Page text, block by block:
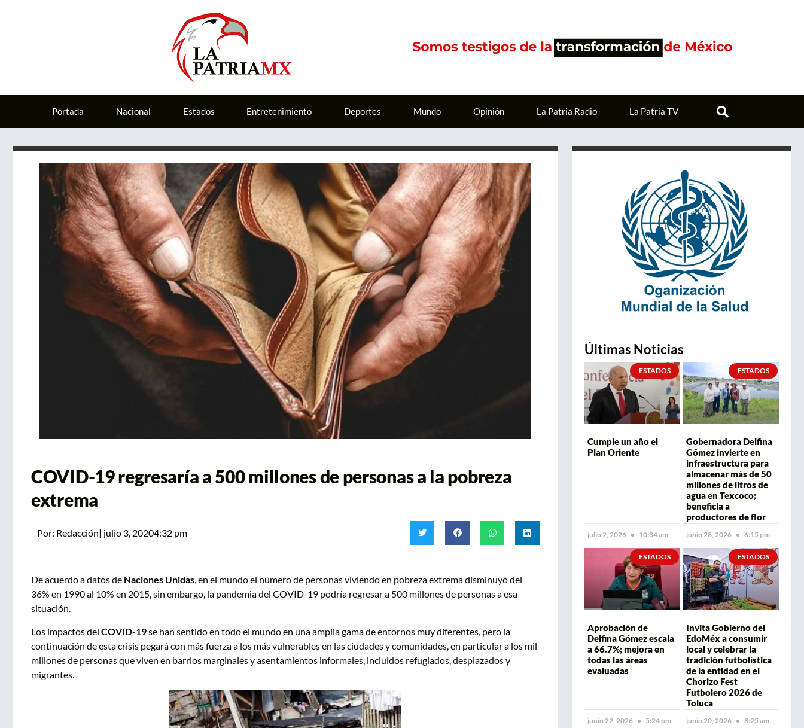
Portada Nacional Estados Entretenimiento Deportes Mundo Opinión La Patria Radio La Patria TV
COVID-19 regresaría a 500 millones de personas a la pobreza
extrema
Por: Redacción| julio 3, 20204:32 pm
De acuerdo a datos de Naciones Unidas, en el mundo el número de personas viviendo en pobreza extrema disminuyó del
36% en 1990 al 10% en 2015, sin embargo, la pandemia del COVID-19 podría regresar a 500 millones de personas a esa
situación.
Los impactos del COVID-19se han sentido en todo el mundo en una amplia gama de entornos muy diferentes, pero la
continuación de esta crisis pegará con más fuerza a los más vulnerables en las ciudades y comunidades, en particular a los mil
millones de personas que viven en barrios marginales y asentamientos informales, incluidos refugiados, desplazados y
migrantes.
Últimas Noticias
ESTADOS
Cumple un año el
Plan Oriente
julio 2, 2026 10:34 am
ESTADOS
Gobernadora Delfina
Gómez invierte en
infraestructura para
almacenar más de 50
millones de litros de
agua en Texcoco;
beneficia a
productores de flor
junio 28, 2026 6:15 pm
ESTADOS
Aprobación de
Delfina Gómez escala
a 66.7%; mejora en
todas las áreas
evaluadas
junio 22, 2026 5:24 pm
ESTADOS
Invita Gobierno del
EdoMéx a consumir
local y celebrar la
tradición futbolística
de la entidad en el
Chorizo Fest
Futbolero 2026 de
Toluca
junio 20, 2026 8:25 am